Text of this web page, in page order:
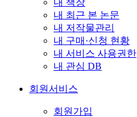
내 책장
내 최근 본 논문
내 저작물관리
내 구매·신청 현황
내 서비스 사용권한
내 관심 DB
회원서비스
회원가입